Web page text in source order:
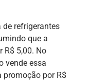
de refrigerantes
que a
R$ 5,00. No
vende essa
por R$